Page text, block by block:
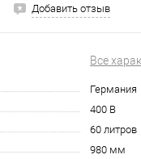
Добавить отзыв
Все
Германия
400 В
60 литров
980 мм